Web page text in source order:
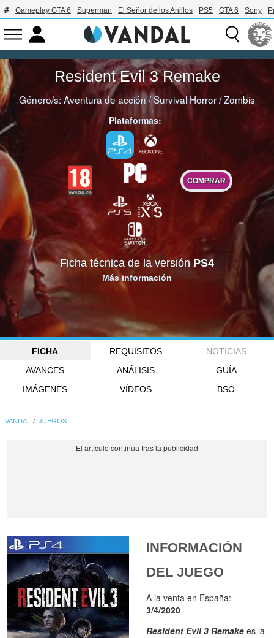
Gameplay GTA 6 Superman El Señor de los Anillos PS5 GTA 6 Sony
Resident Evil 3 Remake
Género/s:Aventura de acción/Survival Horror/Zombis
Plataformas:
COMPRAR
Ficha técnica de la versiónPS4
Más información
FICHA REQUISITOS
NOTICIAS
AVANCES
ANÁLISIS
GUÍA
IMÁGENES
VÍDEOS BSO
VANDAL JUEGOS
INFORMACIÓN
DEL JUEGO
A la venta en España:
3/4/2020
Resident Evil 3 Remake es la